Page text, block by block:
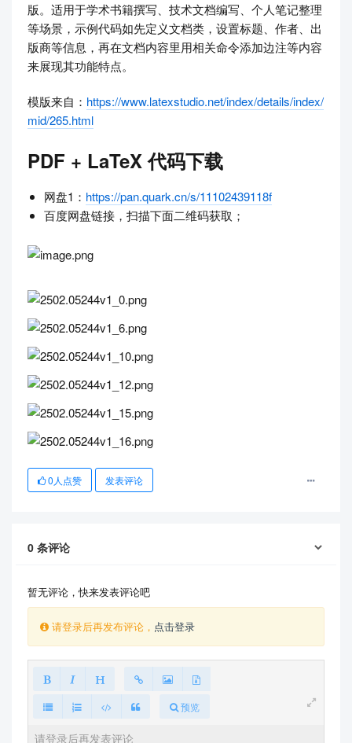
版。适用于学术书籍撰写、技术文档编写、个人笔记整理
等场景，示例代码如先定义文档类，设置标题、作者、出
版商等信息，再在文档内容里用相关命令添加边注等内容
来展现其功能特点。
模版​来自：​ https://www.latexstudio.net/index/details/index/
mid/265.html
PDF + LaTeX 代码下载
网盘1： https://pan.quark.cn/s/11102439118f
百度网盘链接，扫描下面二维码获取；
0 人点赞 发表评论
0 条评论
暂无评论，快来发表评论吧
请登录后再发布评论， 点击登录
预览